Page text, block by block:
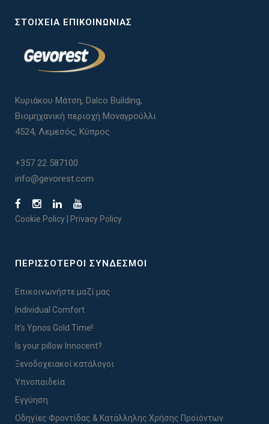
ΣΤΟΙΧΕΊΑ ΕΠΙΚΟΙΝΩΝΊΑΣ
Κυριάκου Μάτση, Dalco Building,
Βιομηχανική περιοχή Μοναγρούλλι
4524, Λεμεσός, Κύπρος
+357 22 587100
info@gevorest.com
Cookie Policy Privacy Policy
ΠΕΡΙΣΣΟΤΕΡΟΙ ΣΥΝΔΕΣΜΟΙ
Επικοινωνήστε μαζί μας
Individual Comfort
It's Ypnos Gold Time!
Is your pillow Innocent?
Ξενοδοχειακοί κατάλογοι
Υπνοπαιδεία
Εγγύηση
Οδηγίες Φροντίδας & Κατάλληλης Χρήσης Προϊόντων